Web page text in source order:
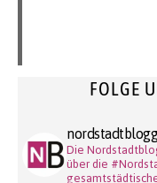
FOLGE
Die
über die